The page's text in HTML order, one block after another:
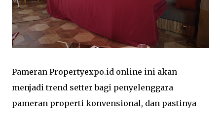
Pameran Propertyexpo.id online ini akan
menjadi trend setter bagi penyelenggara
pameran properti konvensional, dan pastinya